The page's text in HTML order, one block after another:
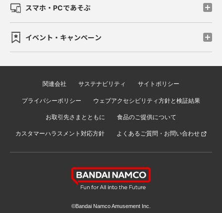
スマホ・PCであそぶ
イベント・キャンペーン
関連会社 サステナビリティ サイトポリシー
プライバシーポリシー ウェブアクセシビリティ方針と検証結果
お取引先さまとともに 食品のご提供について
カスタマーハラスメント対応方針 よくあるご質問・お問い合わせ
©Bandai Namco Amusement Inc.